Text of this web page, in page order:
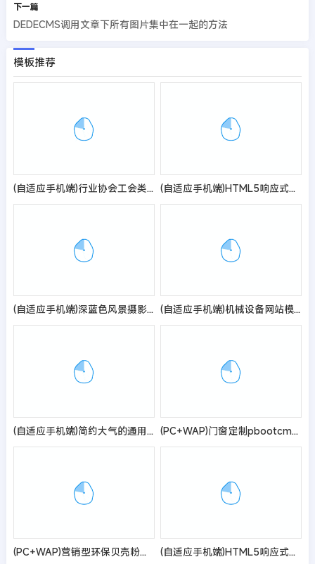
下一篇
DEDECMS调用文章下所有图片集中在一起的方法
模板推荐
(自适应手机端)行业协会工会类网站pbootcms模板 政府机构机关单位网站源码 (自适应手机端)HTML5响应式儿童乐园玩具批发制造类企业网站pbootcms模板 玩具游乐设施网站源码
(自适应手机端)深蓝色风景摄影网站pbootcms模板 户外风景摄影机构网站源码 (自适应手机端)机械设备网站模板 工业产品网站源码
(自适应手机端)简约大气的通用企业网站pbootcms模板 产品展示型网站源码 (PC+WAP)门窗定制pbootcms网站模板 铝合金门窗网站源码
(PC+WAP)营销型环保贝壳粉生态涂料pbootcms网站模板 青色油漆涂料网站源码 (自适应手机端)HTML5响应式英文外贸企业产品展示pbootcms网站模板 LED灯具外贸通用网站源码